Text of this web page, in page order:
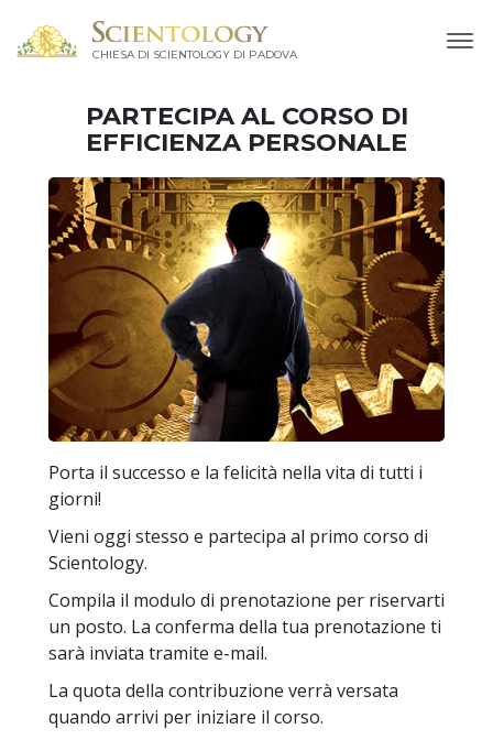
CHIESA DI SCIENTOLOGY DI PADOVA
PARTECIPA AL CORSO DI
EFFICIENZA PERSONALE
Porta il successo e la felicità nella vita di tutti i
giorni!
Vieni oggi stesso e partecipa al primo corso di
Scientology.
Compila il modulo di prenotazione per riservarti
un posto. La conferma della tua prenotazione ti
sarà inviata tramite e-mail.
La quota della contribuzione verrà versata
quando arrivi per iniziare il corso.